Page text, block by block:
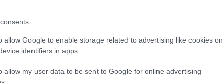
allow Google to enable storage related to advertising like cookies on
identifiers in apps.
allow my user data to be sent to Google for online advertising